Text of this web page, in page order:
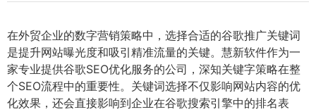
在外贸企业的数字营销策略中，选择合适的谷歌推广关键词
是提升网站曝光度和吸引精准流量的关键。慧新软件作为一
家专业提供谷歌SEO优化服务的公司，深知关键字策略在整
个SEO流程中的重要性。关键词选择不仅影响网站内容的优
化效果，还会直接影响到企业在谷歌搜索引擎中的排名表